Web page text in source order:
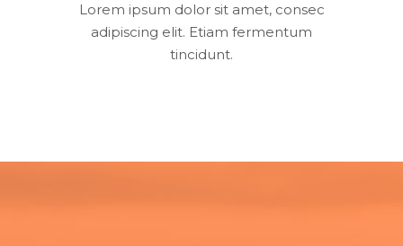
Lorem ipsum dolor sit amet, consec
adipiscing elit. Etiam fermentum
tincidunt.